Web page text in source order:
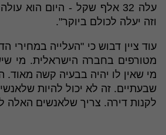
וזה יעלה לכולם ביוקר".
עוד ציין דבוש כי "העלייה במחירי
מטורפים בחברה הישראלית. מי
מי שאין לו יהיה בבעיה קשה מאוד.
שבעתיים. זה לא יכול להיות
לקנות דירה. צריך שלאנשים האלה